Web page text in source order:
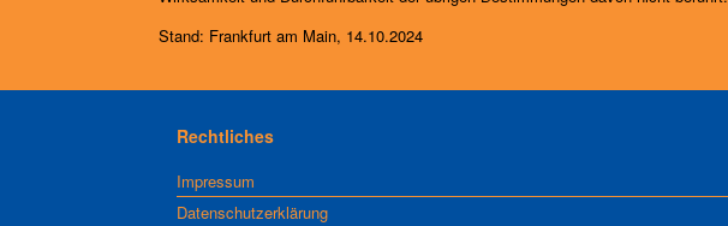
Stand: Frankfurt am Main, 14.10.2024
Rechtliches
Impressum
Datenschutzerklärung